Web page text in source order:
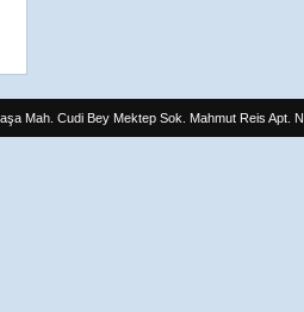
Mah. Cudi Bey Mektep Sok. Mahmut Reis